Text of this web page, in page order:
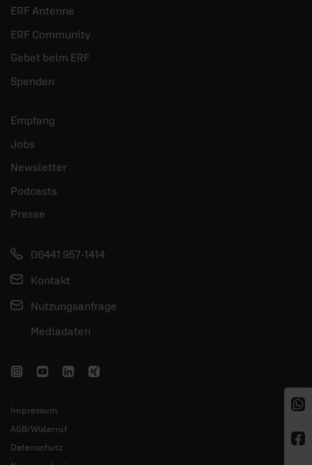
ERF Antenne
ERF Community
Gebet beim ERF
Spenden
Empfang
Jobs
Newsletter
Podcasts
Presse
06441 957-1414
Kontakt
Nutzungsanfrage
Mediadaten
Impressum
AGB/Widerruf
Datenschutz